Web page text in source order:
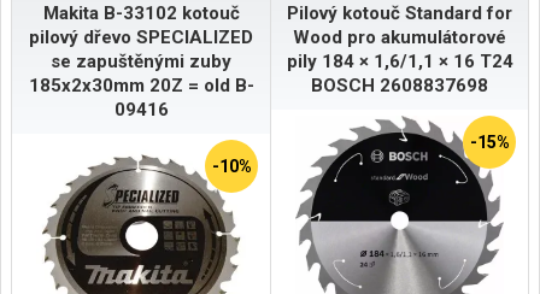
Makita B-33102 kotouč
pilový dřevo SPECIALIZED
se zapuštěnými zuby
185x2x30mm 20Z = old B-
09416
-10%
Pilový kotouč Standard for
Wood pro akumulátorové
pily 184 × 1,6/1,1 × 16 T24
BOSCH 2608837698
-15%